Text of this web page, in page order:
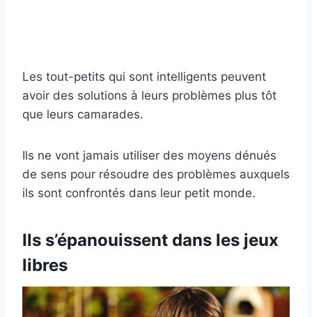
Les tout-petits qui sont intelligents peuvent
avoir des solutions à leurs problèmes plus tôt
que leurs camarades.
Ils ne vont jamais utiliser des moyens dénués
de sens pour résoudre des problèmes auxquels
ils sont confrontés dans leur petit monde.
Ils s’épanouissent dans les jeux
libres